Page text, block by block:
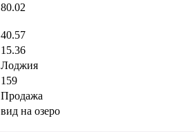
80.02
40.57
15.36
Лоджия
159
Продажа
вид на озеро